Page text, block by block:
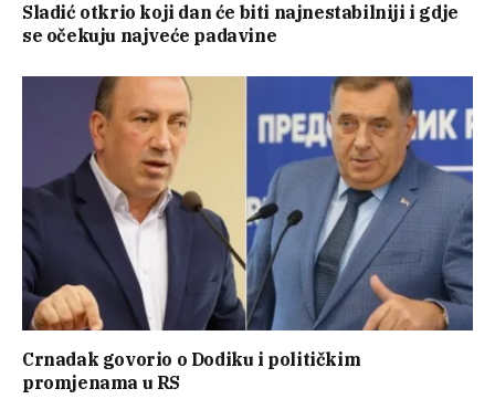
Sladić otkrio koji dan će biti najnestabilniji i gdje
se očekuju najveće padavine
Crnadak govorio o Dodiku i političkim
promjenama u RS